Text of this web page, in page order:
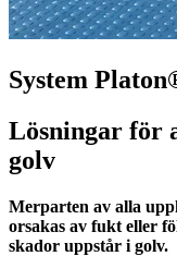
System
Lösningar för
golv
Merparten av alla
orsakas av fukt eller
skador uppstår i golv.